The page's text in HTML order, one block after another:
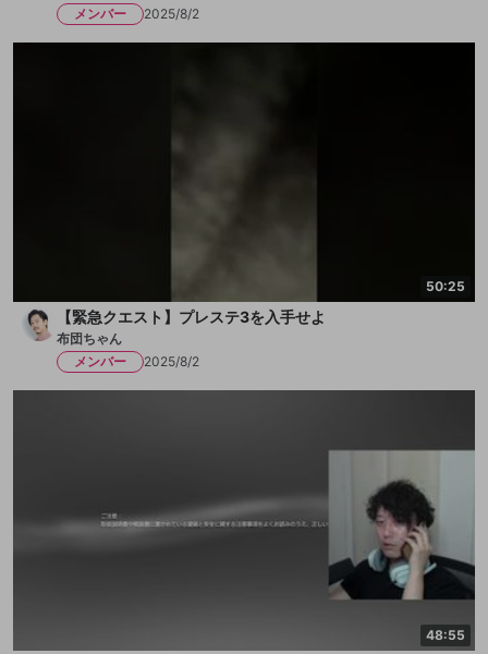
メンバー
2025/8/2
50:25
【緊急クエスト】プレステ3を入手せよ
布団ちゃん
メンバー
2025/8/2
48:55